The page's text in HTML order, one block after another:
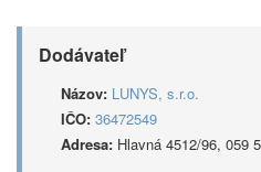
Dodávateľ
Názov: LUNYS, s.r.o.
IČO: 36472549
Adresa: Hlavná 4512/96, 059